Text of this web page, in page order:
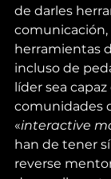
de darles
comunicación,
herramientas
incluso de
líder sea capaz
comunidades
«interactive
han de tener sí
reverse